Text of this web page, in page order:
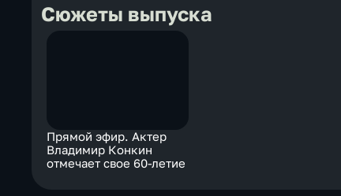
Сюжеты выпуска
Прямой эфир. Актер
Владимир Конкин
отмечает свое 60-летие